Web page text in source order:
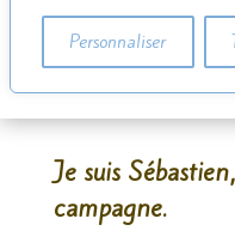
Personnaliser
Je suis
campagne.